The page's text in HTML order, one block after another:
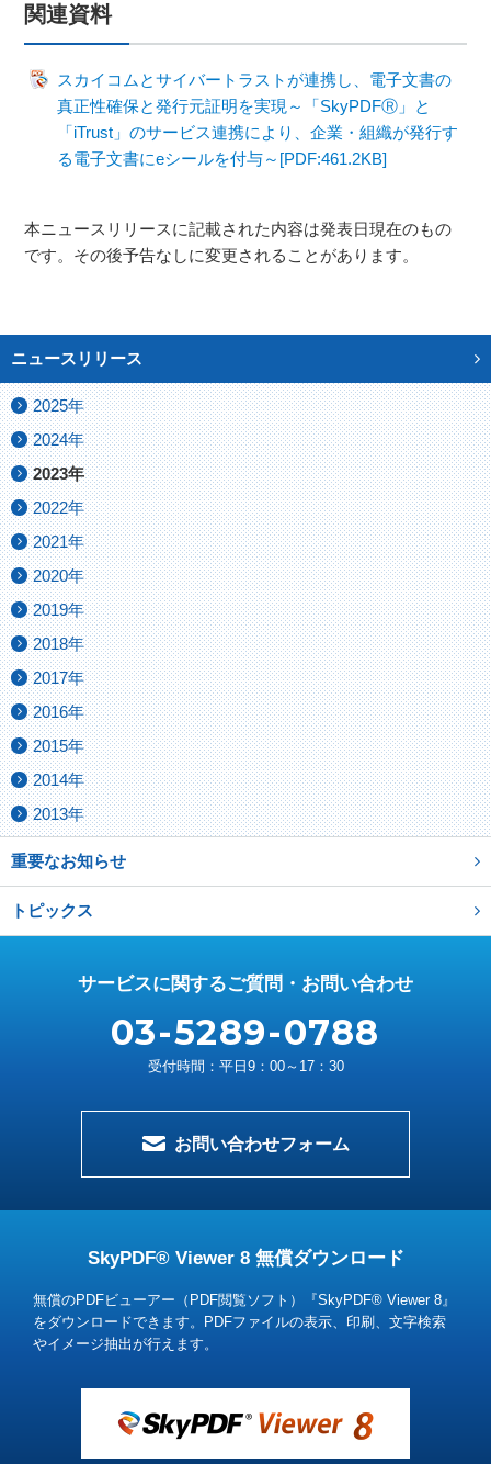
関連資料
スカイコムとサイバートラストが連携し、電子文書の
真正性確保と発行元証明を実現～「SkyPDFⓇ」と
「iTrust」のサービス連携により、企業・組織が発行す
る電子文書にeシールを付与～[PDF:461.2KB]
本ニュースリリースに記載された内容は発表日現在のもの
です。その後予告なしに変更されることがあります。
ニュースリリース
2025年
2024年
2023年
2022年
2021年
2020年
2019年
2018年
2017年
2016年
2015年
2014年
2013年
重要なお知らせ
トピックス
サービスに関するご質問・お問い合わせ
03-5289-0788
受付時間：平日9：00～17：30
お問い合わせフォーム
SkyPDF® Viewer 8 無償ダウンロード
無償のPDFビューアー（PDF閲覧ソフト）『SkyPDF® Viewer 8』
をダウンロードできます。 PDFファイルの表示、印刷、文字検索
やイメージ抽出が行えます。